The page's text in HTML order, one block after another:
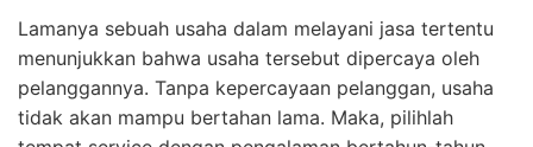
Lamanya sebuah usaha dalam melayani jasa tertentu
menunjukkan bahwa usaha tersebut dipercaya oleh
pelanggannya. Tanpa kepercayaan pelanggan, usaha
tidak akan mampu bertahan lama. Maka, pilihlah